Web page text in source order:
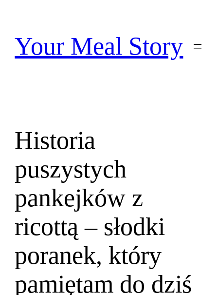
treściYour Meal Story
Historia
puszystych
pankejków z
ricottą – słodki
poranek, który
pamiętam do dziś